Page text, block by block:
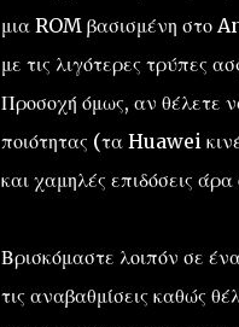
μια ROM βασισμένη στο
με τις λιγότερες τρύπες
Προσοχή όμως, αν θέλετε
ποιότητας (τα Huawei
και χαμηλές επιδόσεις
Βρισκόμαστε λοιπόν σε
τις αναβαθμίσεις καθώς